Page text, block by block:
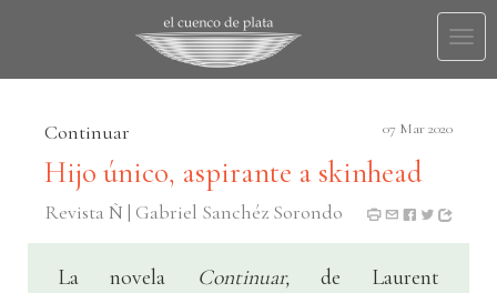
Continuar 07 Mar 2020
Hijo único, aspirante a skinhead
Revista Ñ | Gabriel Sanchéz Sorondo
La novela Continuar,de Laurent